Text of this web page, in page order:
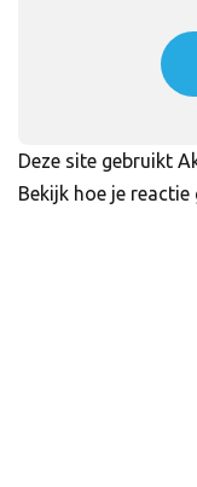
Deze site gebruikt
Bekijk hoe je